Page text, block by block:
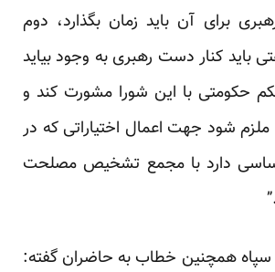
برای آن باید زمان بگذارد، دوم
باید کنار دست رهبری به وجود بیاید
حکومتی با این شورا مشورت کند و
شود جهت اعمال اختیاراتی که در
اساسی دارد با مجمع تشخیص مصلحت
سپاه همچنین خطاب به حاضران گفته: